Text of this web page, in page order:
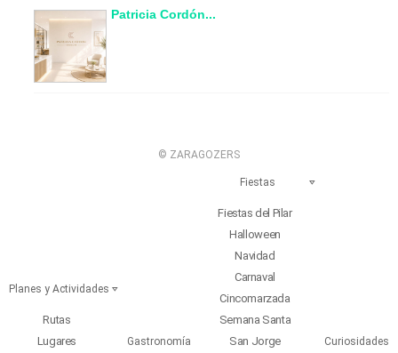
Patricia Cordón...
© ZARAGOZERS
Planes y Actividades
Rutas
Lugares
Gastronomía
Fiestas
Fiestas del Pilar
Halloween
Navidad
Carnaval
Cincomarzada
Semana Santa
San Jorge
Curiosidades